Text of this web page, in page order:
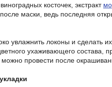
косточек, экстракт
после маски, ведь последняя
увлажнить локоны и сделать
ухаживающего состава,
провести после